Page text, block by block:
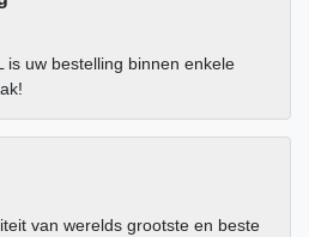
is uw bestelling binnen enkele
van werelds grootste en beste